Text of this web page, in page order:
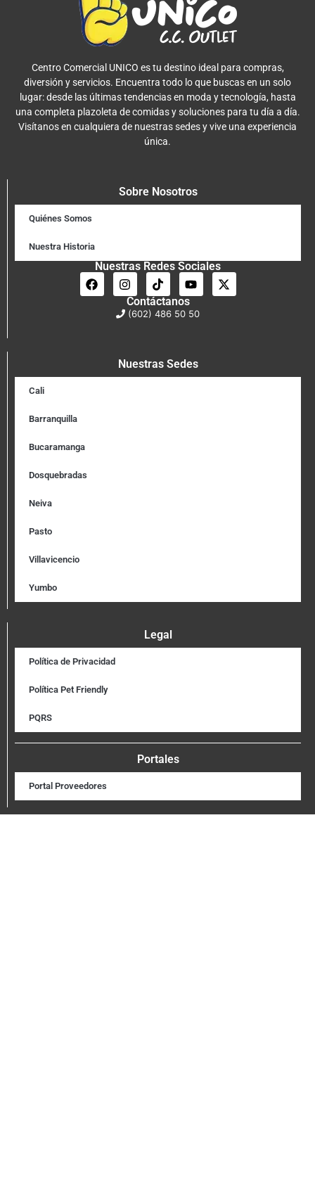
Centro Comercial UNICO es tu destino ideal para compras,
diversión y servicios. Encuentra todo lo que buscas en un solo
lugar: desde las últimas tendencias en moda y tecnología, hasta
una completa plazoleta de comidas y soluciones para tu día a día.
Visítanos en cualquiera de nuestras sedes y vive una experiencia
única.
Sobre Nosotros
Quiénes Somos
Nuestra Historia
Nuestras Redes Sociales
Contáctanos
(602) 486 50 50
Nuestras Sedes
Cali
Barranquilla
Bucaramanga
Dosquebradas
Neiva
Pasto
Villavicencio
Yumbo
Legal
Política de Privacidad
Política Pet Friendly
PQRS
Portales
Portal Proveedores